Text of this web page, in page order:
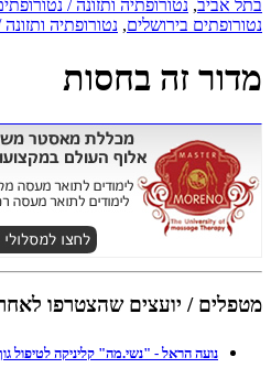
בתל אביב, נטורופתיה ותזונה /
נטורופתים בירושלים, נטורופתיה
מדור זה בחסות
מטפלים / יועצים שהצטרפו
נועה הראל - "נשי.מה" קליניקה לטיפול